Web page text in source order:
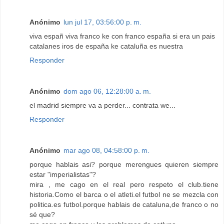
Anónimo lun jul 17, 03:56:00 p. m.
viva españ viva franco ke con franco españa si era un pais
catalanes iros de españa ke cataluña es nuestra
Responder
Anónimo dom ago 06, 12:28:00 a. m.
el madrid siempre va a perder... contrata we...
Responder
Anónimo mar ago 08, 04:58:00 p. m.
porque hablais asi? porque merengues quieren siempre
estar "imperialistas"?
mira , me cago en el real pero respeto el club.tiene
historia.Como el barca o el atleti.el futbol ne se mezcla con
politica.es futbol.porque hablais de cataluna,de franco o no
sé que?